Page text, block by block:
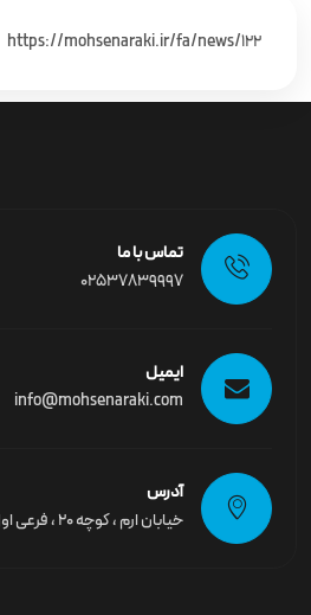
تماس با ما
02537839997
ایمیل
info@mohsenaraki.com
آدرس
خیابان ارم ، کوچه ۲۰ ، فرعی اول سمت چپ ، پلاک ۴ و ۶